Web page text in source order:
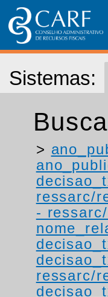
Sistemas:
>
ressarc/
-
ressarc/